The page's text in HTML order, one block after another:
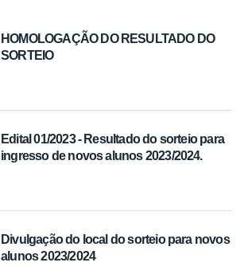
HOMOLOGAÇÃO DO RESULTADO DO
SORTEIO
Edital 01/2023 - Resultado do sorteio para
ingresso de novos alunos 2023/2024.
Divulgação do local do sorteio para novos
alunos 2023/2024